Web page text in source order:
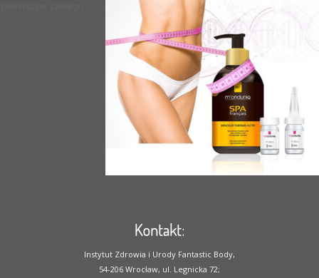
Kontakt:
Instytut Zdrowia i Urody Fantastic Body,
54-206 Wrocław, ul. Legnicka 72;